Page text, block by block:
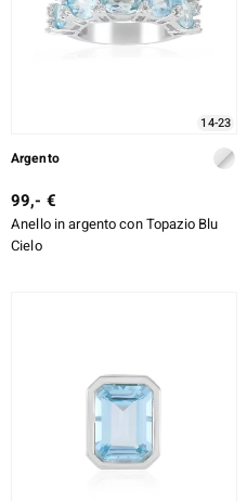
14-23
Argento
99,- €
Anello in argento con Topazio Blu
Cielo